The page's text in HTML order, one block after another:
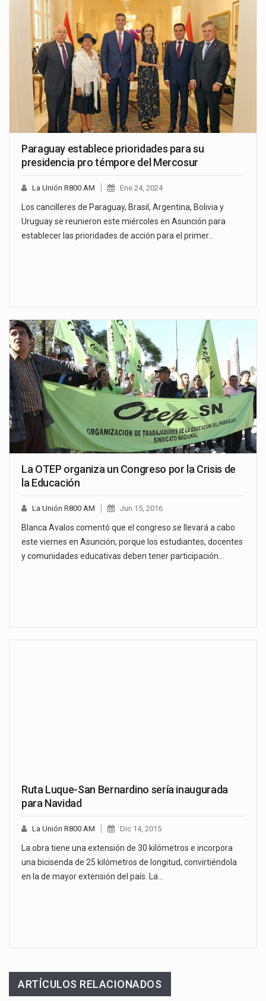
Paraguay establece prioridades para su
presidencia pro témpore del Mercosur
La Unión R800 AM Ene 24, 2024
Los cancilleres de Paraguay, Brasil, Argentina, Bolivia y
Uruguay se reunieron este miércoles en Asunción para
establecer las prioridades de acción para el primer…
La OTEP organiza un Congreso por la Crisis de
la Educación
La Unión R800 AM Jun 15, 2016
Blanca Avalos comentó que el congreso se llevará a cabo
este viernes en Asunción, porque los estudiantes, docentes
y comunidades educativas deben tener participación…
Ruta Luque-San Bernardino sería inaugurada
para Navidad
La Unión R800 AM Dic 14, 2015
La obra tiene una extensión de 30 kilómetros e incorpora
una bicisenda de 25 kilómetros de longitud, convirtiéndola
en la de mayor extensión del país. La…
ARTÍCULOS RELACIONADOS